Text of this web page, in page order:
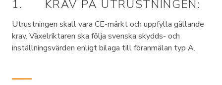
1. KRAV PÅ UTRUSTNINGEN:
Utrustningen skall vara CE-märkt och uppfylla gällande
krav. Växelriktaren ska följa svenska skydds- och
inställningsvärden enligt bilaga till föranmälan typ A.